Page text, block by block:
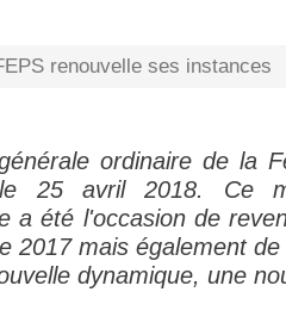
renouvelle ses instances
ordinaire de la
25 avril 2018. Ce
a été l'occasion de
2017 mais également
dynamique, une